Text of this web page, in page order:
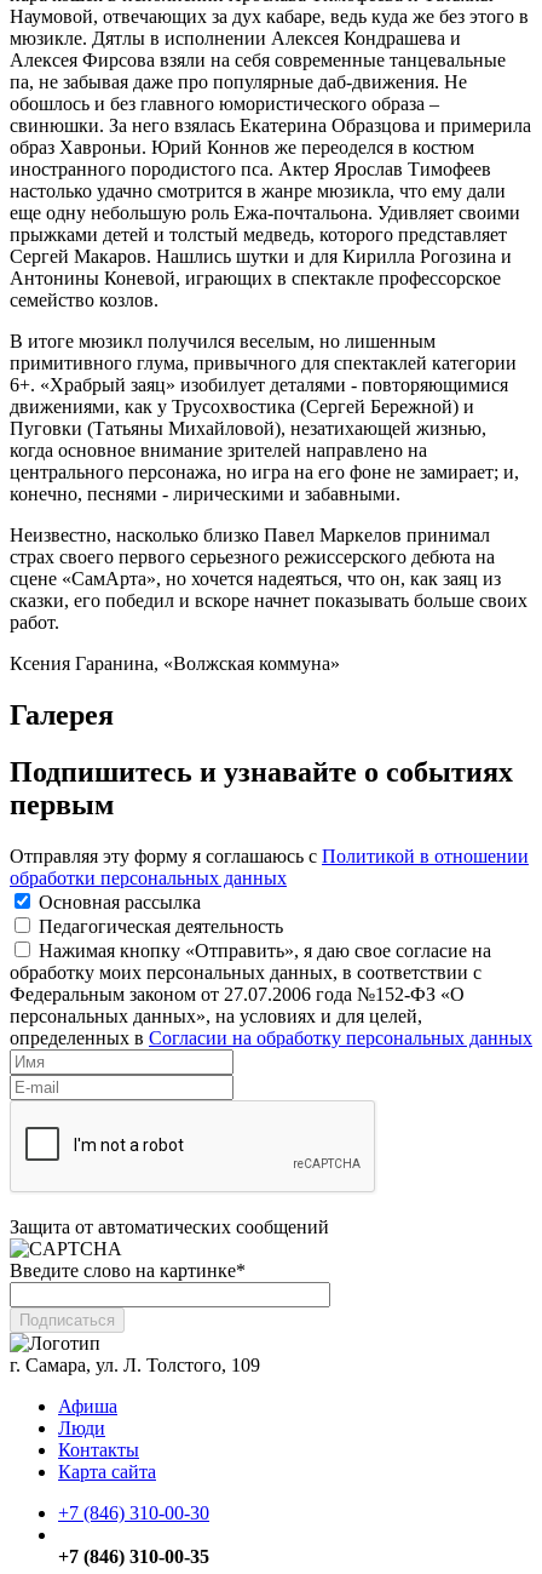
Наумовой, отвечающих за дух кабаре, ведь куда же без этого в
мюзикле. Дятлы в исполнении Алексея Кондрашева и
Алексея Фирсова взяли на себя современные танцевальные
па, не забывая даже про популярные даб-движения. Не
обошлось и без главного юмористического образа –
свинюшки. За него взялась Екатерина Образцова и примерила
образ Хавроньи. Юрий Коннов же переоделся в костюм
иностранного породистого пса. Актер Ярослав Тимофеев
настолько удачно смотрится в жанре мюзикла, что ему дали
еще одну небольшую роль Ежа-почтальона. Удивляет своими
прыжками детей и толстый медведь, которого представляет
Сергей Макаров. Нашлись шутки и для Кирилла Рогозина и
Антонины Коневой, играющих в спектакле профессорское
семейство козлов.
В итоге мюзикл получился веселым, но лишенным
примитивного глума, привычного для спектаклей категории
6+. «Храбрый заяц» изобилует деталями - повторяющимися
движениями, как у Трусохвостика (Сергей Бережной) и
Пуговки (Татьяны Михайловой), незатихающей жизнью,
когда основное внимание зрителей направлено на
центрального персонажа, но игра на его фоне не замирает; и,
конечно, песнями - лирическими и забавными.
Неизвестно, насколько близко Павел Маркелов принимал
страх своего первого серьезного режиссерского дебюта на
сцене «СамАрта», но хочется надеяться, что он, как заяц из
сказки, его победил и вскоре начнет показывать больше своих
работ.
Ксения Гаранина, «Волжская коммуна»
Галерея
Подпишитесь и узнавайте о событиях
первым
Отправляя эту форму я соглашаюсь с Политикой в отношении
обработки персональных данных
Основная рассылка
Педагогическая деятельность
Нажимая кнопку «Отправить», я даю свое согласие на
обработку моих персональных данных, в соответствии с
Федеральным законом от 27.07.2006 года №152-ФЗ «О
персональных данных», на условиях и для целей,
определенных в Согласии на обработку персональных данных
Защита от автоматических сообщений
Введите слово на картинке*
г. Самара, ул. Л. Толстого, 109
Афиша
Люди
Контакты
Карта сайта
+7 (846) 310-00-30
+7 (846) 310-00-35